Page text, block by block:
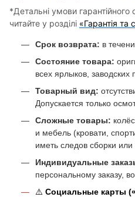
*Детальні умови
читайте у розділі «Гарантія та
Срок возврата: в
Состояние товара:
всех ярлыков, заводских
Товарный вид:
Допускается только
Сложные товары:
и мебель (кровати,
иметь следов сборки или
Индивидуальные
персональному заказу,
⚠️ Социальные карты